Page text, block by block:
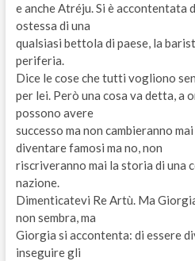
e anche Atréju. Si è accontentata
ostessa di una
qualsiasi bettola di paese, la
periferia.
Dice le cose che tutti vogliono
per lei. Però una cosa va detta, a
possono avere
successo ma non cambieranno
diventare famosi ma no, non
riscriveranno mai la storia di una
nazione.
Dimenticatevi Re Artù. Ma
non sembra, ma
Giorgia si accontenta: di essere
inseguire gli